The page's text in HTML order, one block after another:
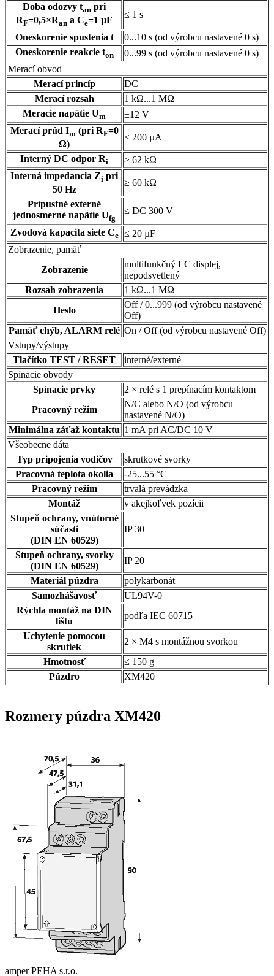
Doba odozvy tan pri
RF=0,5×Ran a Ce=1 µF
≤ 1 s
Oneskorenie spustenia t
0...10 s (od výrobcu nastavené 0 s)
Oneskorenie reakcie ton
0...99 s (od výrobcu nastavené 0 s)
Merací obvod
Merací princíp
DC
Merací rozsah
1 kΩ...1 MΩ
Meracie napätie Um
±12 V
Merací prúd Im (pri RF=0
Ω)
≤ 200 µA
Interný DC odpor Ri
≥ 62 kΩ
Interná impedancia Zi pri
50 Hz
≥ 60 kΩ
Prípustné externé
jednosmerné napätie Ufg
≤ DC 300 V
Zvodová kapacita siete Ce
≤ 20 µF
Zobrazenie, pamäť
Zobrazenie
multifunkčný LC displej,
nepodsvetlený
Rozsah zobrazenia
1 kΩ...1 MΩ
Heslo
Off / 0...999 (od výrobcu nastavené
Off)
Pamäť chýb, ALARM relé On / Off (od výrobcu nastavené Off)
Vstupy/výstupy
Tlačítko TEST / RESET
interné/externé
Spínacie obvody
Spínacie prvky
2 × relé s 1 prepínacím kontaktom
Pracovný režim
N/C alebo N/O (od výrobcu
nastavené N/O)
Minimálna záťaž kontaktu 1 mA pri AC/DC 10 V
Všeobecne dáta
Typ pripojenia vodičov
skrutkové svorky
Pracovná teplota okolia
-25...55 °C
Pracovný režim
trvalá prevádzka
Montáž
v akejkoľvek pozícii
Stupeň ochrany, vnútorné
súčasti
(DIN EN 60529)
IP 30
Stupeň ochrany, svorky
(DIN EN 60529)
IP 20
Materiál púzdra
polykarbonát
Samozhášavosť
UL94V-0
Rýchla montáž na DIN
lištu
podľa IEC 60715
Uchytenie pomocou
skrutiek
2 × M4 s montážnou svorkou
Hmotnosť
≤ 150 g
Púzdro
XM420
Rozmery púzdra XM420
amper PEHA s.r.o.